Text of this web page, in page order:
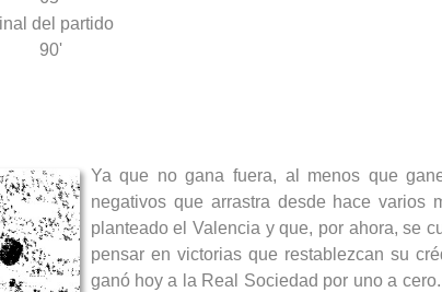
del partido
90'
Ya que no gana fuera, al menos que
negativos que arrastra desde hace
planteado el Valencia y que, por ahora, se
pensar en victorias que restablezcan su
ganó hoy a la Real Sociedad por uno a